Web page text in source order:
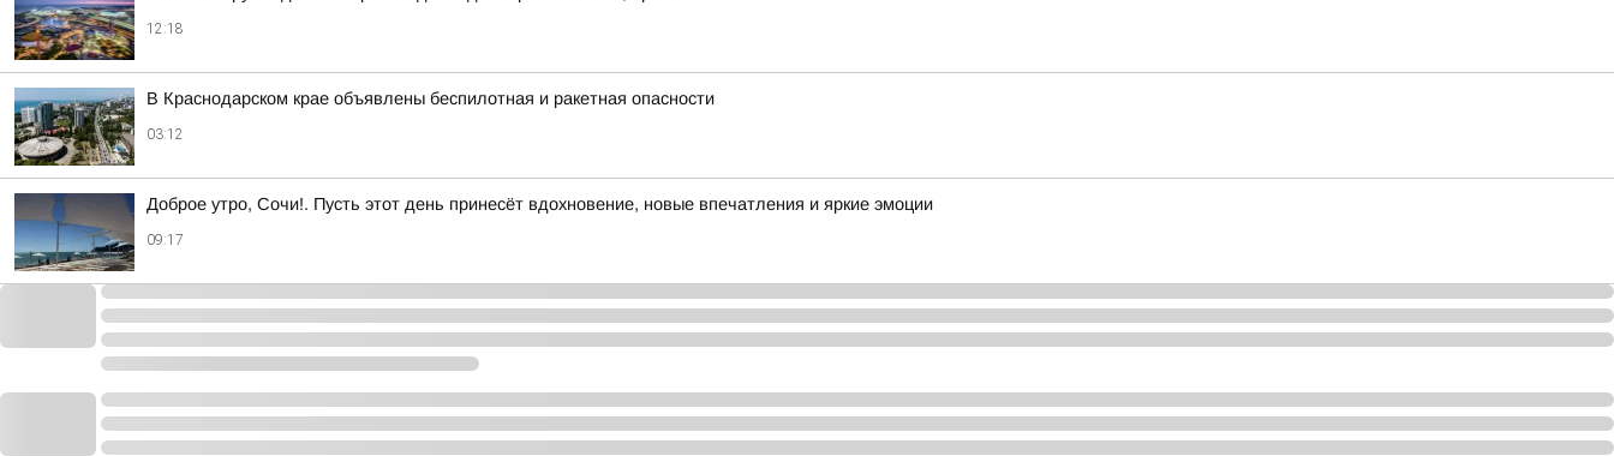
12:18
В Краснодарском крае объявлены беспилотная и ракетная опасности
03:12
Доброе утро, Сочи!. Пусть этот день принесёт вдохновение, новые впечатления и яркие эмоции
09:17